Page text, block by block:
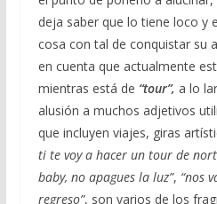
deja saber que lo tiene loco y
cosa con tal de conquistar su
en cuenta que actualmente
mientras está de “tour”, a lo
alusión a muchos adjetivos
que incluyen viajes, giras
ti te voy a hacer un tour de
baby, no apagues la luz”, “nos
regreso”, son varios de los